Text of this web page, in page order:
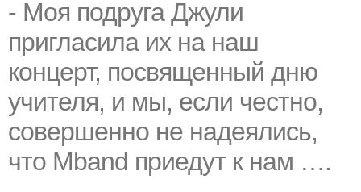
- Моя подруга Джули
пригласила их на наш
концерт, посвященный дню
учителя, и мы, если честно,
совершенно не надеялись,
что Mband приедут к нам ….